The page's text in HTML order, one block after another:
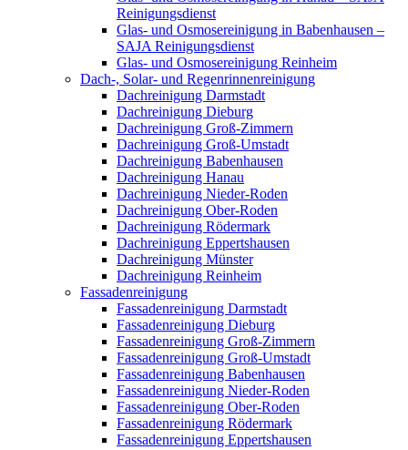
Reinigungsdienst
Glas- und Osmosereinigung in Babenhausen –
SAJA Reinigungsdienst
Glas- und Osmosereinigung Reinheim
Dach-, Solar- und Regenrinnenreinigung
Dachreinigung Darmstadt
Dachreinigung Dieburg
Dachreinigung Groß-Zimmern
Dachreinigung Groß-Umstadt
Dachreinigung Babenhausen
Dachreinigung Hanau
Dachreinigung Nieder-Roden
Dachreinigung Ober-Roden
Dachreinigung Rödermark
Dachreinigung Eppertshausen
Dachreinigung Münster
Dachreinigung Reinheim
Fassadenreinigung
Fassadenreinigung Darmstadt
Fassadenreinigung Dieburg
Fassadenreinigung Groß-Zimmern
Fassadenreinigung Groß-Umstadt
Fassadenreinigung Babenhausen
Fassadenreinigung Nieder-Roden
Fassadenreinigung Ober-Roden
Fassadenreinigung Rödermark
Fassadenreinigung Eppertshausen